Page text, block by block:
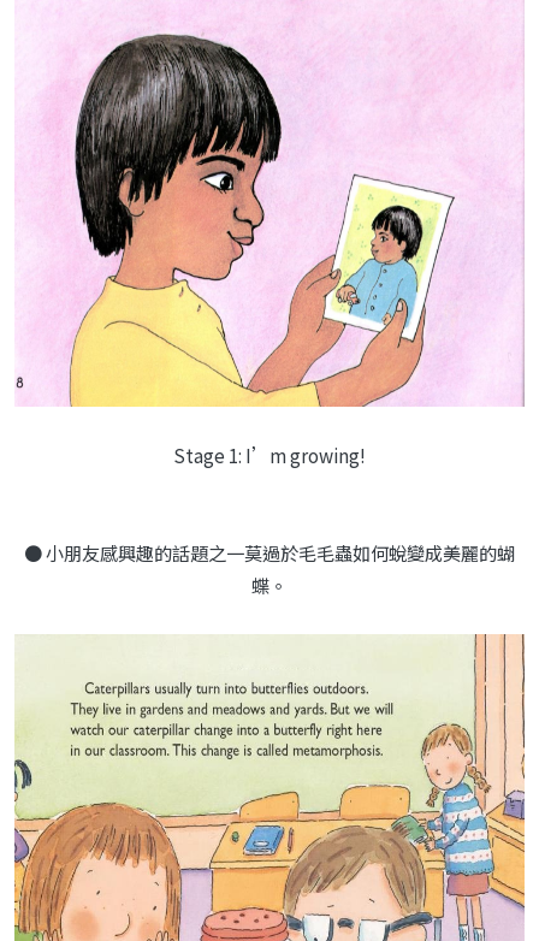
Stage 1: I’m growing!
● 小朋友感興趣的話題之一莫過於毛毛蟲如何蛻變成美麗的蝴
蝶。